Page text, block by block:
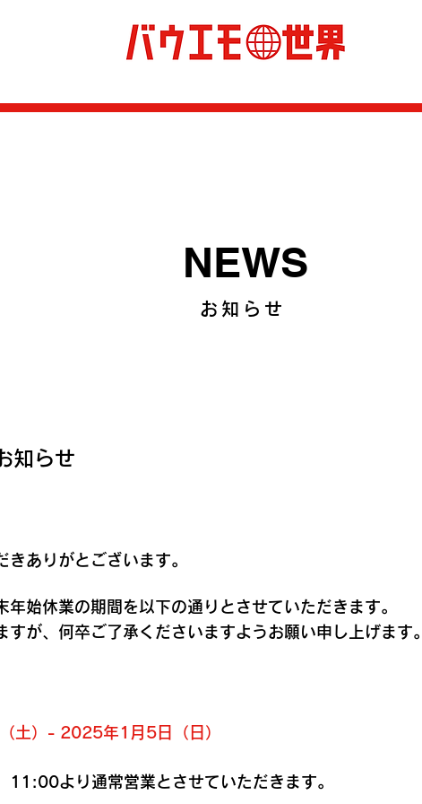
NEWS
お知らせ
知らせ
きありがとございます。
年始休業の期間を以下の通りとさせていただきます。
すが、何卒ご了承くださいますようお願い申し上げます。
土）- 2025年1月5日（日）
より通常営業とさせていただきます。